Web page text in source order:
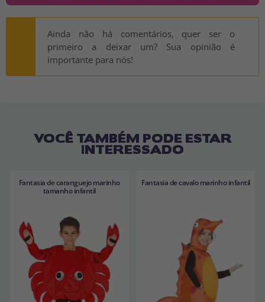
Ainda não há comentários, quer ser o
primeiro a deixar um? Sua opinião é
importante para nós!
VOCÊ TAMBÉM PODE ESTAR
INTERESSADO
Fantasia de caranguejo marinho
tamanho infantil
Fantasia de cavalo marinho infantil